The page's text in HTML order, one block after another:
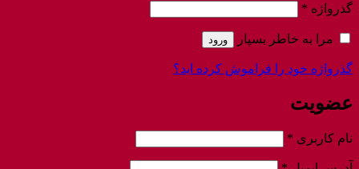
گذرواژه *
مرا به خاطر بسپار ورود
گذرواژه خود را فراموش کرده اید؟
عضویت
نام کاربری *